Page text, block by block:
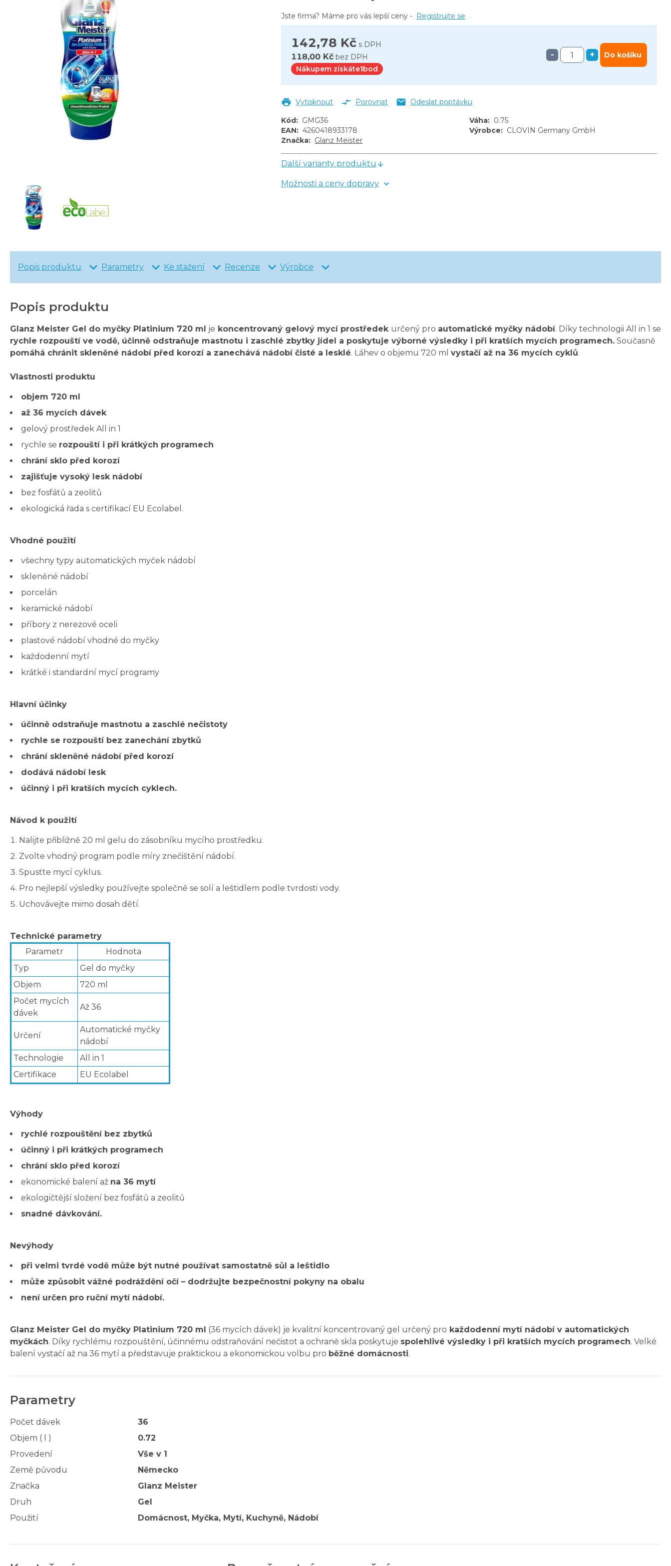
142,78 Kč s DPH
118,00 Kč bez DPH
Nákupem získáte1bod
- + Do košíku
Jste firma? Máme pro vás lepší ceny - Registrujte se
Vytisknout Porovnat Odeslat poptávku
Kód: GMG36 Váha: 0.75
EAN: 4260418933178 Výrobce: CLOVIN Germany GmbH
Značka: Glanz Meister
Další varianty produktu
Možnosti a ceny dopravy
Popis produktu Parametry Ke stažení Recenze Výrobce
Popis produktu
Glanz Meister Gel do myčky Platinium 720 ml je koncentrovaný gelový mycí prostředek určený pro automatické myčky nádobí. Díky technologii All in 1 se
rychle rozpouští ve vodě, účinně odstraňuje mastnotu i zaschlé zbytky jídel a poskytuje výborné výsledky i při kratších mycích programech. Současně
pomáhá chránit skleněné nádobí před korozí a zanechává nádobí čisté a lesklé. Láhev o objemu 720 ml vystačí až na 36 mycích cyklů.
Vlastnosti produktu
objem 720 ml
až 36 mycích dávek
gelový prostředek All in 1
rychle se rozpouští i při krátkých programech
chrání sklo před korozí
zajišťuje vysoký lesk nádobí
bez fosfátů a zeolitů
ekologická řada s certifikací EU Ecolabel.
Vhodné použití
všechny typy automatických myček nádobí
skleněné nádobí
porcelán
keramické nádobí
příbory z nerezové oceli
plastové nádobí vhodné do myčky
každodenní mytí
krátké i standardní mycí programy
Hlavní účinky
účinně odstraňuje mastnotu a zaschlé nečistoty
rychle se rozpouští bez zanechání zbytků
chrání skleněné nádobí před korozí
dodává nádobí lesk
účinný i při kratších mycích cyklech.
Návod k použití
Nalijte přibližně 20 ml gelu do zásobníku mycího prostředku.
Zvolte vhodný program podle míry znečištění nádobí.
Spusťte mycí cyklus.
Pro nejlepší výsledky používejte společně se solí a leštidlem podle tvrdosti vody.
Uchovávejte mimo dosah dětí.
Technické parametry
Parametr
Hodnota
Typ
Gel do myčky
Objem
720 ml
Počet mycích
dávek
Až 36
Určení
Automatické myčky
nádobí
Technologie
All in 1
Certifikace
EU Ecolabel
Výhody
rychlé rozpouštění bez zbytků
účinný i při krátkých programech
chrání sklo před korozí
ekonomické balení až na 36 mytí
ekologičtější složení bez fosfátů a zeolitů
snadné dávkování.
Nevýhody
při velmi tvrdé vodě může být nutné používat samostatně sůl a leštidlo
může způsobit vážné podráždění očí – dodržujte bezpečnostní pokyny na obalu
není určen pro ruční mytí nádobí.
Glanz Meister Gel do myčky Platinium 720 ml (36 mycích dávek) je kvalitní koncentrovaný gel určený pro každodenní mytí nádobí v automatických
myčkách. Díky rychlému rozpouštění, účinnému odstraňování nečistot a ochraně skla poskytuje spolehlivé výsledky i při kratších mycích programech. Velké
balení vystačí až na 36 mytí a představuje praktickou a ekonomickou volbu pro běžné domácnosti.
Parametry
Počet dávek
36
Objem ( l )
0.72
Provedení
Vše v 1
Země původu
Německo
Značka
Glanz Meister
Druh
Gel
Použití
Domácnost, Myčka, Mytí, Kuchyně, Nádobí